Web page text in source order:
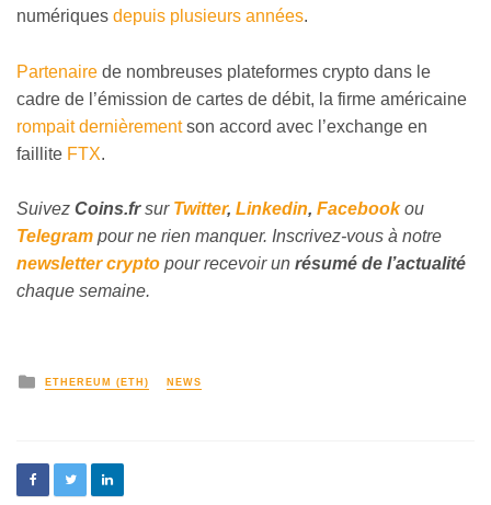
numériques depuis plusieurs années.
Partenaire de nombreuses plateformes crypto dans le
cadre de l’émission de cartes de débit, la firme américaine
rompait dernièrementson accord avec l’exchange en
faillite FTX.
Suivez Coins.frsur Twitter, Linkedin, Facebookou
Telegram pour ne rien manquer. Inscrivez-vous à notre
newsletter crypto pour recevoir un résumé de l’actualité
chaque semaine.
ETHEREUM (ETH) NEWS